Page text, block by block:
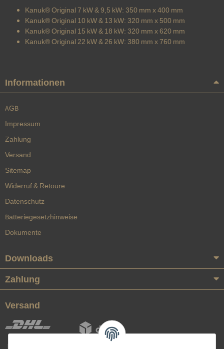
Kanuk® Original 7 kW & 9,5 kW: 350 mm x 400 mm
Kanuk® Original 10 kW & 13 kW: 320 mm x 500 mm
Kanuk® Original 15 kW & 18 kW: 320 mm x 620 mm
Kanuk® Original 22 kW & 26 kW: 380 mm x 760 mm
Informationen
AGB
Impressum
Zahlung
Versand
Sitemap
Widerruf & Retoure
Datenschutz
Batteriegesetzhinweise
Dokumente
Downloads
Zahlung
Versand